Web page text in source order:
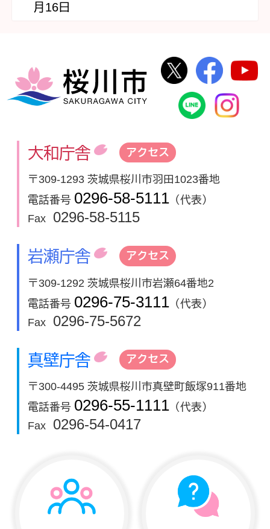
月16日
桜川市
桜川市公式
桜川
桜川市公
大和庁舎 アクセス
〒309-1293 茨城県桜川市羽田1023番地
電話番号 0296-58-5111 （代表）
Fax
0296-58-5115
岩瀬庁舎 アクセス
〒309-1292 茨城県桜川市岩瀬64番地2
電話番号 0296-75-3111 （代表）
Fax
0296-75-5672
真壁庁舎 アクセス
〒300-4495 茨城県桜川市真壁町飯塚911番地
電話番号 0296-55-1111 （代表）
Fax
0296-54-0417